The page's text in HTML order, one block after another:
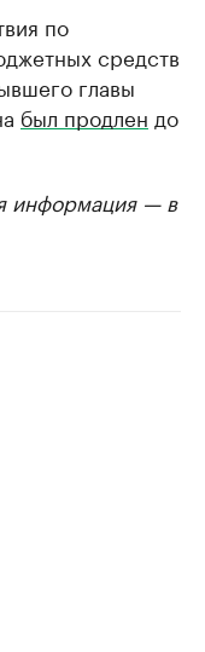
по
средств
главы
был продлен до
информация — в